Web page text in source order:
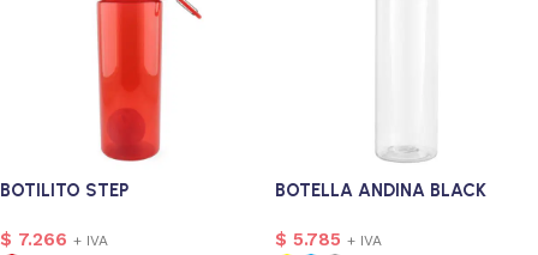
BOTILITO STEP
$ 7.266 + IVA
BOTELLA ANDINA BLACK
$ 5.785 + IVA